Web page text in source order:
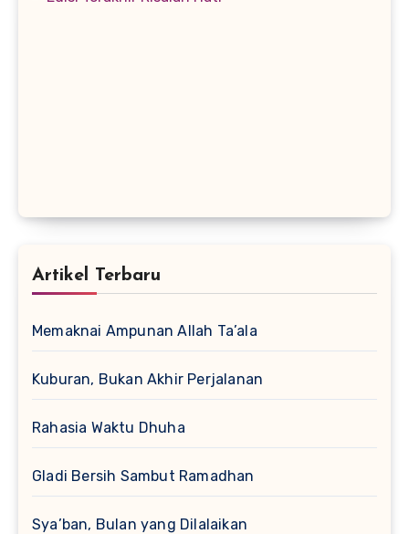
Artikel Terbaru
Memaknai Ampunan Allah Ta’ala
Kuburan, Bukan Akhir Perjalanan
Rahasia Waktu Dhuha
Gladi Bersih Sambut Ramadhan
Sya’ban, Bulan yang Dilalaikan